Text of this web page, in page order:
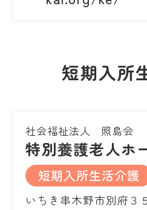
短期入所
社会福祉法人 照島会
特別養護老人ホ
短期入所生活介護
いちき串木野市別府３